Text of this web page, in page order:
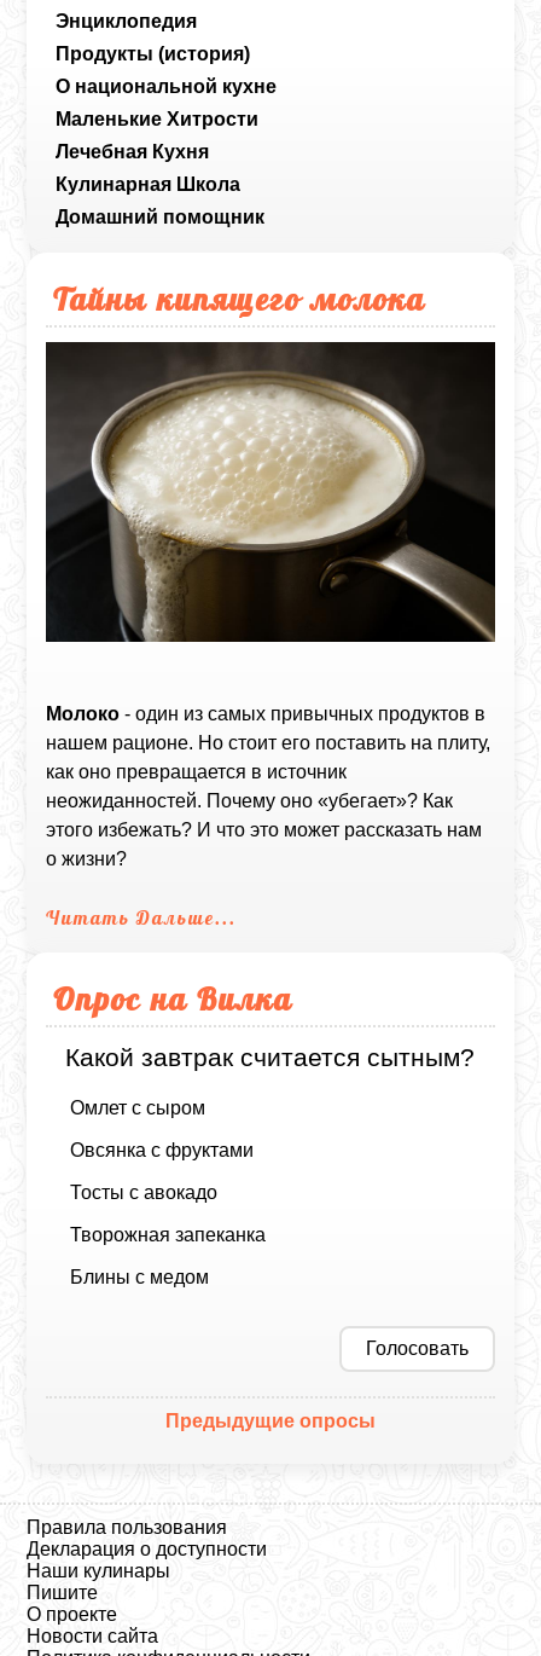
Энциклопедия
Продукты (история)
О национальной кухне
Маленькие Хитрости
Лечебная Кухня
Кулинарная Школа
Домашний помощник
Тайны кипящего молока
Молоко - один из самых привычных продуктов в
нашем рационе. Но стоит его поставить на плиту,
как оно превращается в источник
неожиданностей. Почему оно «убегает»? Как
этого избежать? И что это может рассказать нам
о жизни?
Читать Дальше...
Опрос на Вилка
Какой завтрак считается сытным?
Омлет с сыром
Овсянка с фруктами
Тосты с авокадо
Творожная запеканка
Блины с медом
Голосовать
Предыдущие опросы
Правила пользования
Декларация о доступности
Наши кулинары
Пишите
О проекте
Новости сайта